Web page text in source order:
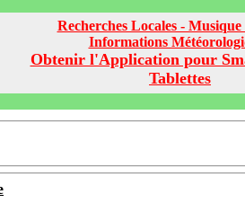
Recherches Locales - Musique
Informations
Obtenir l'Application pour
Tablettes